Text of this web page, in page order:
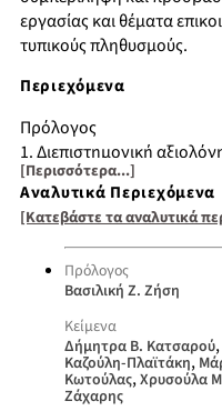
εργασίας και θέματα
τυπικούς πληθυσμούς.
Περιεχόμενα
Πρόλογος
1. Διεπιστημονική
2. Σύνδεση των
άτομα με αναπηρίες με τον
προσανατολισμό στο
3. ΛΟΑΤΚΙ και ψυχική
εποχή των ραγδαίων
ψυχοπαιδαγωγικής
4. «Μικρές» και
του συμπεριληπτικού
5. Σύνδρομο Fragile X και
6. H χρήση φραστικών
[Περισσότερα...]
Αναλυτικά Περιεχόμενα
[Κατεβάστε τα αναλυτικά
Πρόλογος
Βασιλική Ζ. Ζήση
Κείμενα
Δήμητρα Β. Κατσαρού,
Καζούλη-Πλαϊτάκη,
Κωτούλας,Χρυσούλα
Ζάχαρης